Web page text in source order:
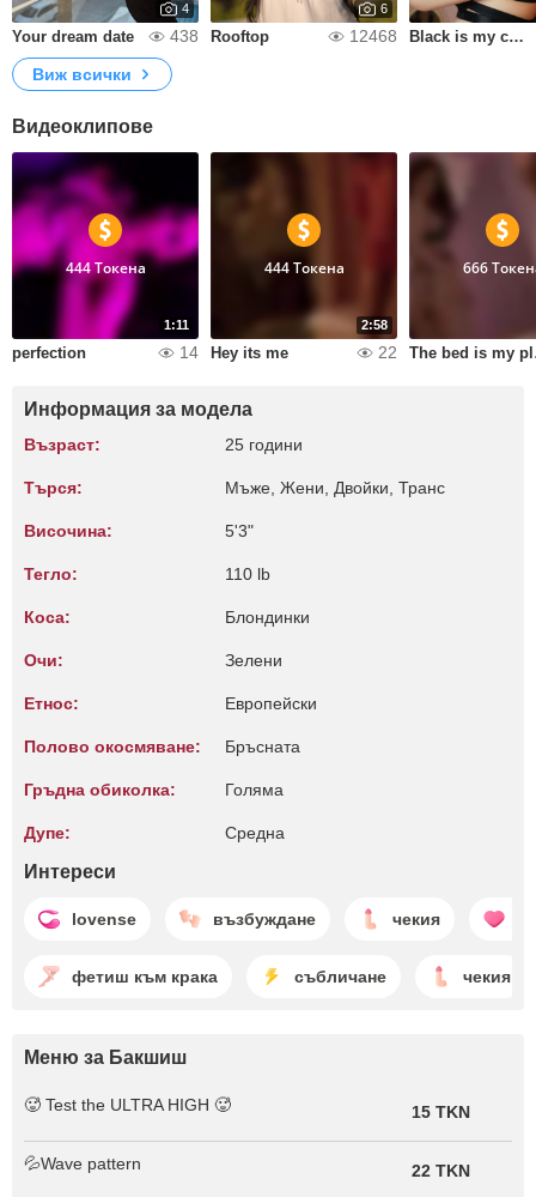
4
Your dream date 438
6
Rooftop 12468 Black is my color
Виж всички
Видеоклипове
1:11
444 Токена
perfection 14
2:58
444 Токена
Hey its me 22
666
Информация за модела
Възраст: 25 години
Търся: Мъже, Жени, Двойки, Транс
Височина: 5'3"
Тегло: 110 lb
Коса: Блондинки
Очи: Зелени
Етнос: Европейски
Полово окосмяване: Бръсната
Гръдна обиколка: Голяма
Дупе: Среднa
Интереси
lovense възбуждане чекия
фетиш към крака събличане чекия
Меню за Бакшиш
🥵 Test the ULTRA HIGH 🥵 15 TKN
💦Wave pattern 22 TKN